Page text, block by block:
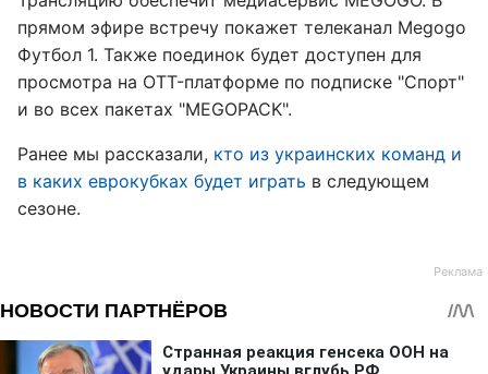
прямом эфире встречу покажет телеканал Megogo
Футбол 1. Также поединок будет доступен для
просмотра на OTT-платформе по подписке "Спорт"
и во всех пакетах "MEGOPACK".
Ранее мы рассказали, кто из украинских команд и
в каких еврокубках будет играть в следующем
сезоне.